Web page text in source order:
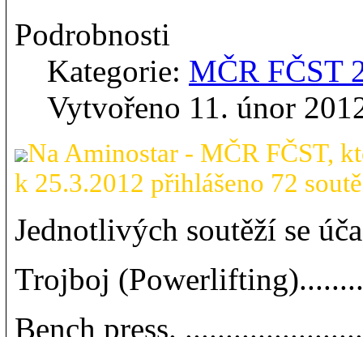
Podrobnosti
Kategorie: MČR FČST
Vytvořeno 11. únor
Na Aminostar - MČR FČST,
k 25.3.2012 přihlášeno 72
Jednotlivých soutěží se
Trojboj
Bench press.